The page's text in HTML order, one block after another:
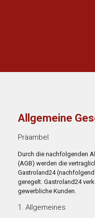
Allgemeine
Präambel
Durch die nachfolgenden
(AGB) werden die
Gastroland24
geregelt. Gastroland24
gewerbliche Kunden.
1. Allgemeines